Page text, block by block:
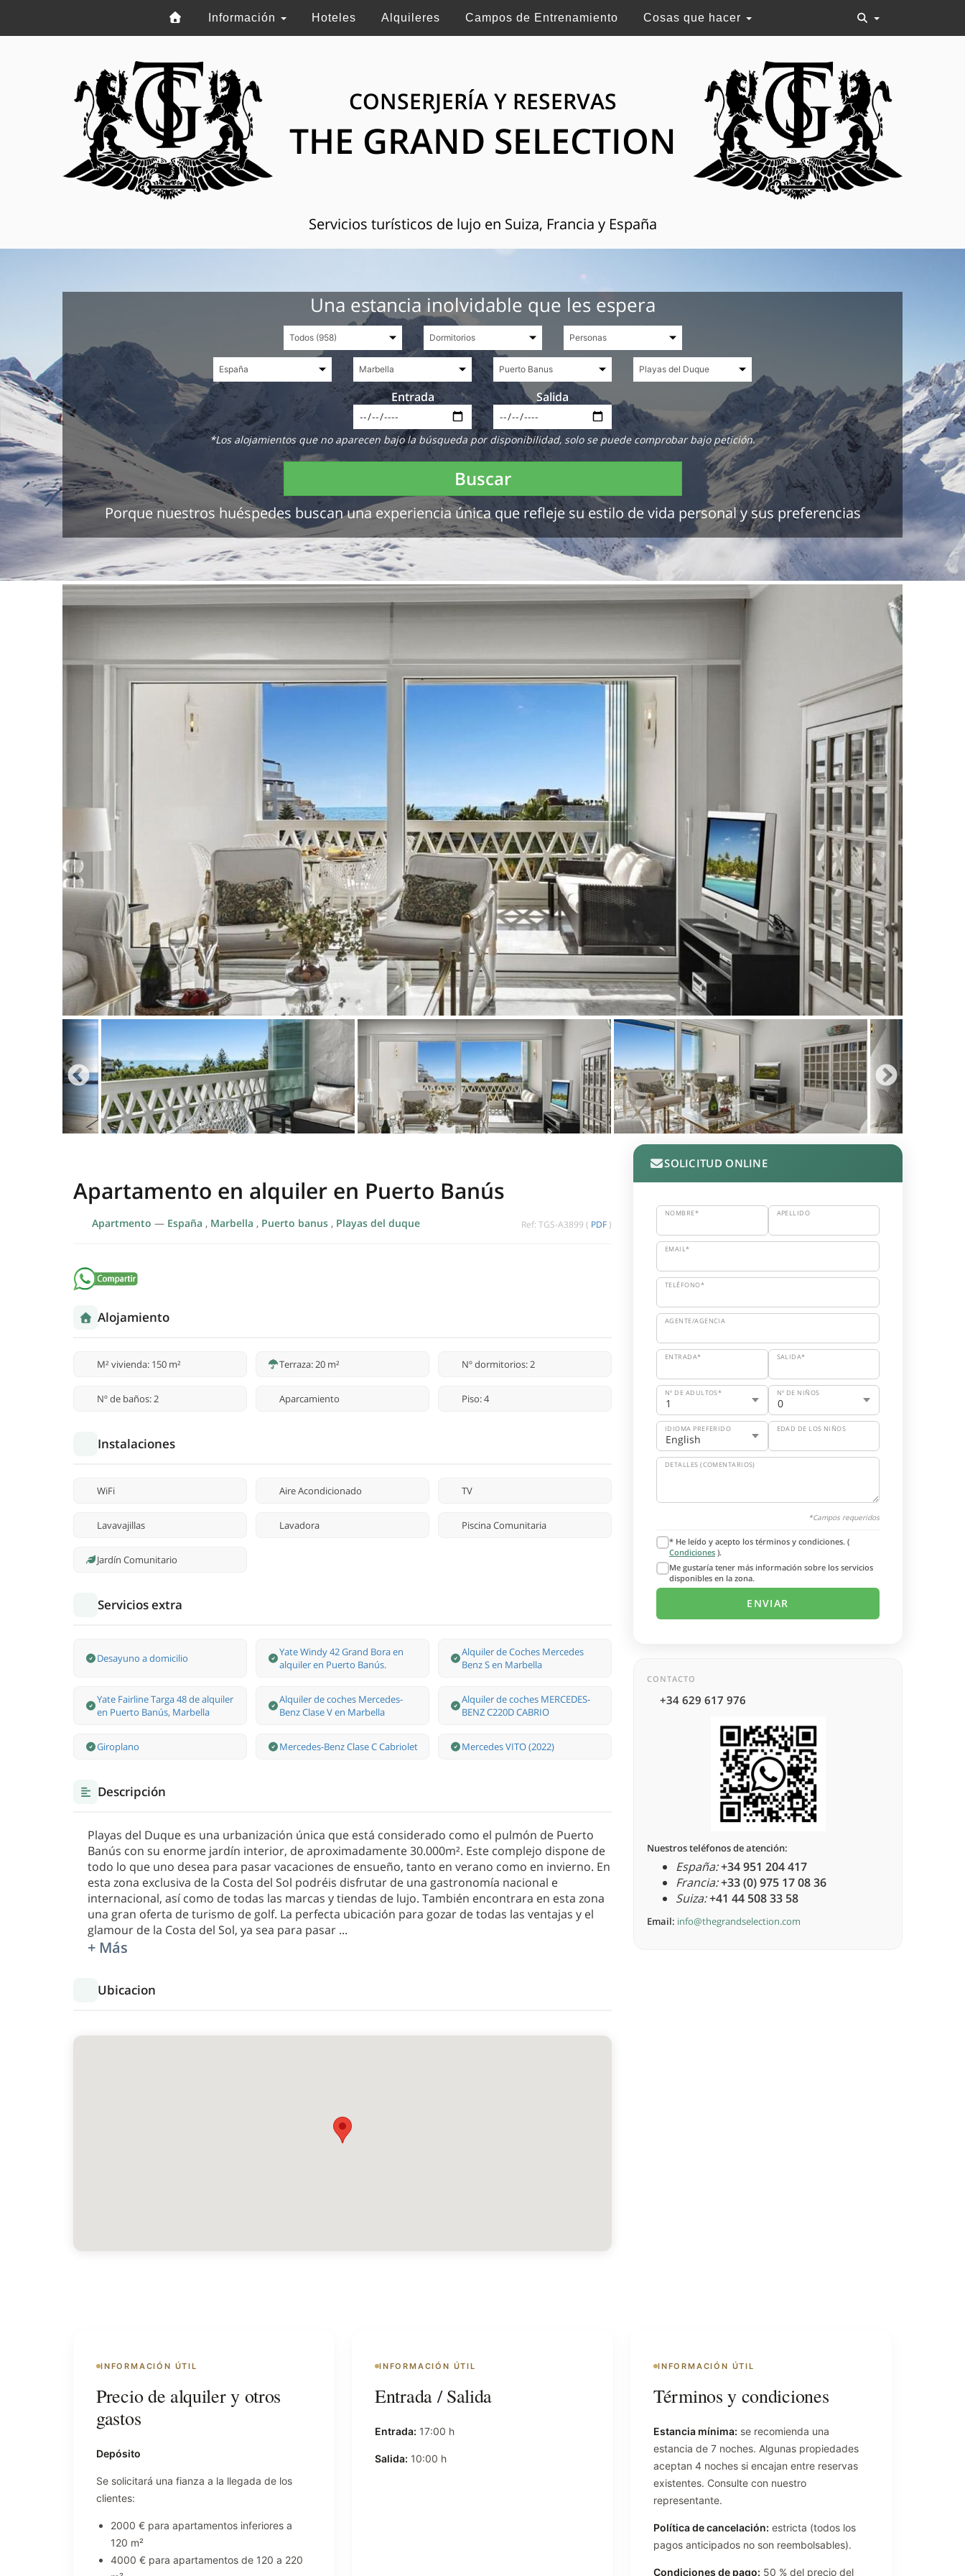
Información Hoteles Alquileres Campos de Entrenamiento Cosas que hacer
CONSERJERÍA Y RESERVAS
THE GRAND SELECTION
Servicios turísticos de lujo en Suiza, Francia y España
Una estancia inolvidable que les espera
Entrada Salida
*Los alojamientos que no aparecen bajo la búsqueda por disponibilidad, solo se puede comprobar bajo petición.
Buscar
Porque nuestros huéspedes buscan una experiencia única que refleje su estilo de vida personal y sus preferencias
Apartamento en alquiler en Puerto Banús
Apartmento — España , Marbella , Puerto banus , Playas del duque Ref: TGS-A3899 ( PDF )
Alojamiento
M² vivienda: 150 m² Terraza: 20 m² Nº dormitorios: 2
Nº de baños: 2 Aparcamiento Piso: 4
Instalaciones
WiFi Aire Acondicionado TV
Lavavajillas Lavadora Piscina Comunitaria
Jardín Comunitario
Servicios extra
Desayuno a domicilio
Yate Windy 42 Grand Bora en
alquiler en Puerto Banús.
Alquiler de Coches Mercedes
Benz S en Marbella
Yate Fairline Targa 48 de alquiler
en Puerto Banús, Marbella
Alquiler de coches Mercedes-
Benz Clase V en Marbella
Alquiler de coches MERCEDES-
BENZ C220D CABRIO
Giroplano Mercedes-Benz Clase С Cabriolet Mercedes VITO (2022)
Descripción
Playas del Duque es una urbanización única que está considerado como el pulmón de Puerto
Banús con su enorme jardín interior, de aproximadamente 30.000m². Este complejo dispone de
todo lo que uno desea para pasar vacaciones de ensueño, tanto en verano como en invierno. En
esta zona exclusiva de la Costa del Sol podréis disfrutar de una gastronomía nacional e
internacional, así como de todas las marcas y tiendas de lujo. También encontrara en esta zona
una gran oferta de turismo de golf. La perfecta ubicación para gozar de todas las ventajas y el
glamour de la Costa del Sol, ya sea para pasar ...
+ Más
Ubicacion
SOLICITUD ONLINE
NOMBRE* APELLIDO
EMAIL*
TELÉFONO*
AGENTE/AGENCIA
ENTRADA* SALIDA*
Nº DE ADULTOS* Nº DE NIÑOS
IDIOMA PREFERIDO EDAD DE LOS NIÑOS
DETALLES (COMENTARIOS)
*Campos requeridos
* He leído y acepto los términos y condiciones. (
Condiciones ).
Me gustaría tener más información sobre los servicios
disponibles en la zona.
CONTACTO
+34 629 617 976
Nuestros teléfonos de atención:
España:+34 951 204 417
Francia:+33 (0) 975 17 08 36
Suiza:+41 44 508 33 58
Email: info@thegrandselection.com
INFORMACIÓN ÚTIL
Precio de alquiler y otros
gastos
Depósito
Se solicitará una fianza a la llegada de los
clientes:
2000 € para apartamentos inferiores a
120 m²
4000 € para apartamentos de 120 a 220
INFORMACIÓN ÚTIL
Entrada / Salida
Entrada: 17:00 h
Salida: 10:00 h
INFORMACIÓN ÚTIL
Términos y condiciones
Estancia mínima: se recomienda una
estancia de 7 noches. Algunas propiedades
aceptan 4 noches si encajan entre reservas
existentes. Consulte con nuestro
representante.
Política de cancelación: estricta (todos los
pagos anticipados no son reembolsables).
Condiciones de pago: 50 % del precio del